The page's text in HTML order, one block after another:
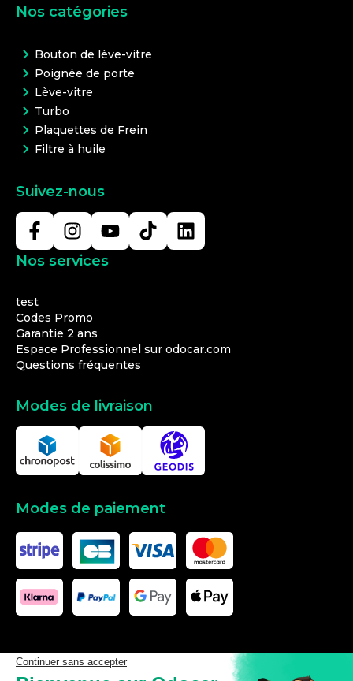
Nos catégories
Bouton de lève-vitre
Poignée de porte
Lève-vitre
Turbo
Plaquettes de Frein
Filtre à huile
Suivez-nous
Nos services
test
Codes Promo
Garantie 2 ans
Espace Professionnel sur odocar.com
Questions fréquentes
Modes de livraison
Modes de paiement
Les données affichées ici, particulièrement la base de donnée